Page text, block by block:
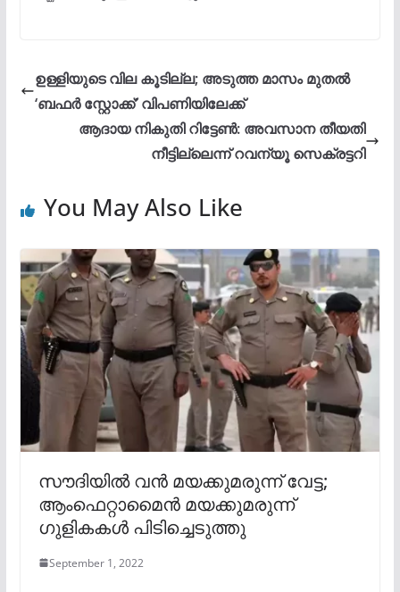
ഉള്ളിയുടെ വില കൂടില്ല; അടുത്ത മാസം മുതൽ
‘ബഫർ സ്റ്റോക്ക്’ വിപണിയിലേക്ക്
ആദായ നികുതി റിട്ടേൺ: അവസാന തീയതി
നീട്ടില്ലെന്ന് റവന്യൂ സെക്രട്ടറി
You May Also Like
സൗദിയില്‍ വന്‍ മയക്കുമരുന്ന് വേട്ട;
ആംഫെറ്റാമൈന്‍ മയക്കുമരുന്ന്
ഗുളികകള്‍ പിടിച്ചെടുത്തു
September 1, 2022